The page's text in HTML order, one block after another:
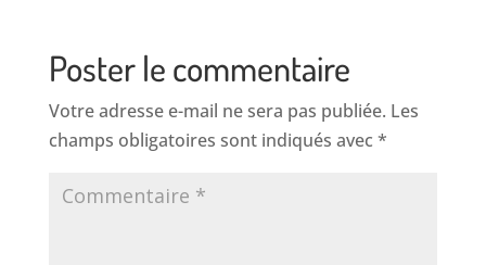
Poster le commentaire
Votre adresse e-mail ne sera pas publiée. Les
champs obligatoires sont indiqués avec *